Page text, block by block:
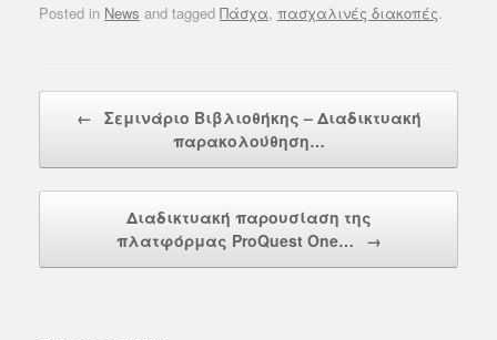
Posted in News and tagged Πάσχα, πασχαλινές διακοπές.
← Σεμινάριο Βιβλιοθήκης – Διαδικτυακή
παρακολούθηση…
Διαδικτυακή παρουσίαση της
πλατφόρμας ProQuest One…
→